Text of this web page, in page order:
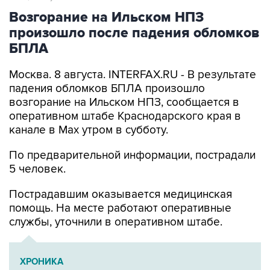
Возгорание на Ильском НПЗ
произошло после падения обломков
БПЛА
Москва. 8 августа. INTERFAX.RU - В результате
падения обломков БПЛА произошло
возгорание на Ильском НПЗ, сообщается в
оперативном штабе Краснодарского края в
канале в Max утром в субботу.
По предварительной информации, пострадали
5 человек.
Пострадавшим оказывается медицинская
помощь. На месте работают оперативные
службы, уточнили в оперативном штабе.
ХРОНИКА